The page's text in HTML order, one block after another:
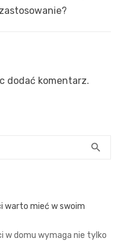
dodać komentarz.
search
warto mieć w swoim
domu wymaga nie tylko